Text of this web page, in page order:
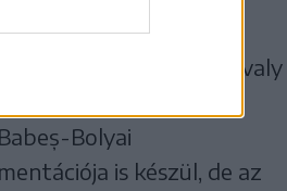
folyamatosan
Alapkövét tavaly
Bolyai
is készül, de az